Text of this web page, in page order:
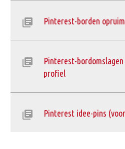
Pinterest-borden
Pinterest-
profiel
Pinterest idee-pins